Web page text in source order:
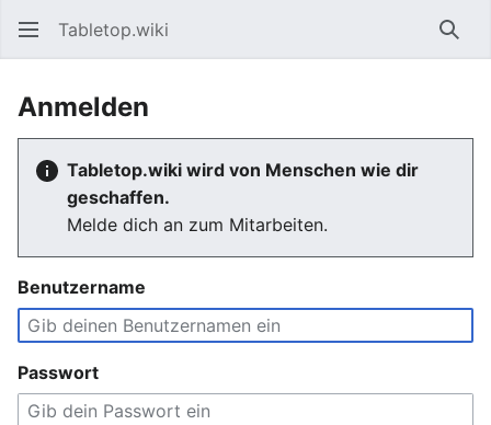
Tabletop.wiki
Anmelden
Tabletop.wiki wird von Menschen wie dir
geschaffen.
Melde dich an zum Mitarbeiten.
Benutzername
Passwort